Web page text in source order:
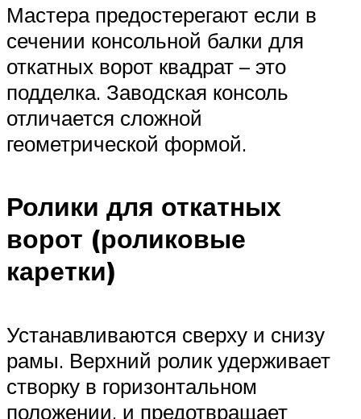
Мастера предостерегают если в
сечении консольной балки для
откатных ворот квадрат – это
подделка. Заводская консоль
отличается сложной
геометрической формой.
Ролики для откатных
ворот (роликовые
каретки)
Устанавливаются сверху и снизу
рамы. Верхний ролик удерживает
створку в горизонтальном
положении, и предотвращает